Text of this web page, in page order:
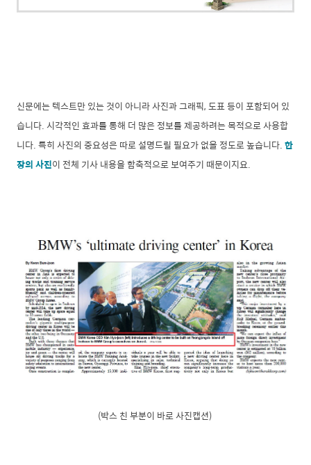
신문에는 텍스트만 있는 것이 아니라 사진과 그래픽, 도표 등이 포함되어 있
습니다. 시각적인 효과를 통해 더 많은 정보를 제공하려는 목적으로 사용합
니다. 특히 사진의 중요성은 따로 설명드릴 필요가 없을 정도로 높습니다.한
장의 사진이 전체 기사 내용을 함축적으로 보여주기 때문이지요.
(박스 친 부분이 바로 사진캡션)